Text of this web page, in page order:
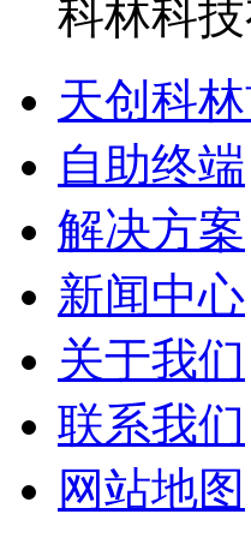
天创科
自助终端
解决方案
新闻中心
关于我们
联系我们
网站地图